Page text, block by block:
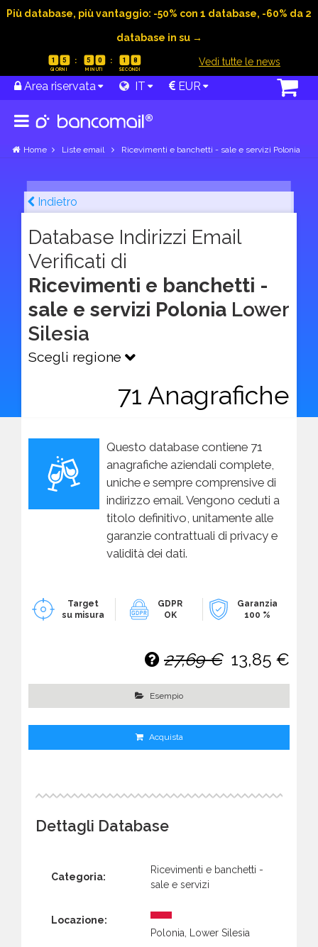
Più database, più vantaggio: -50% con 1 database, -60% da 2
database in su →
1 5 5 0 1 7 Vedi tutte le news
Area riservata IT EUR
Home Liste email Ricevimenti e banchetti - sale e servizi Polonia
Indietro
Database Indirizzi Email
Verificati di
Ricevimenti e banchetti -
sale e servizi Polonia Lower
Silesia
Scegli regione
71 Anagrafiche
Questo database contiene 71
anagrafiche aziendali complete,
uniche e sempre comprensive di
indirizzo email. Vengono ceduti a
titolo definitivo, unitamente alle
garanzie contrattuali di privacy e
validità dei dati.
Target
su misura
GDPR
OK
Garanzia
100 %
27,69 € 13,85 €
Esempio
Acquista
Dettagli Database
Categoria:
Ricevimenti e banchetti -
sale e servizi
Locazione:
Polonia, Lower Silesia